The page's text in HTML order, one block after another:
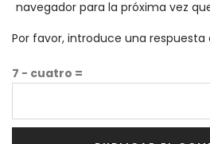
navegador para la próxima vez
Por favor, introduce una respuesta
7 − cuatro =